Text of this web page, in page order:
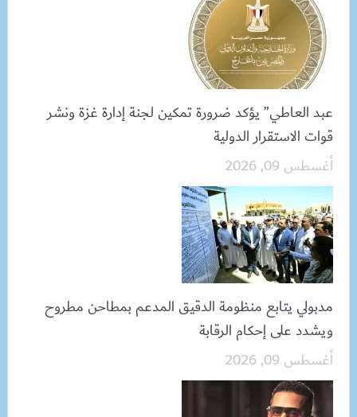
عبد العاطي” يؤكد ضرورة تمكين لجنة إدارة غزة ونشر
قوات الاستقرار الدولية
أغسطس 09, 2026
مدبولي يتابع منظومة الدقيق المدعم بمطاحن مطروح
ويشدد على إحكام الرقابة
أغسطس 09, 2026